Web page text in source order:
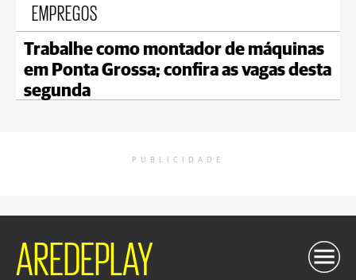
EMPREGOS
Trabalhe como montador de máquinas
em Ponta Grossa; confira as vagas desta
segunda
PUBLICIDADE
AREDEPLAY